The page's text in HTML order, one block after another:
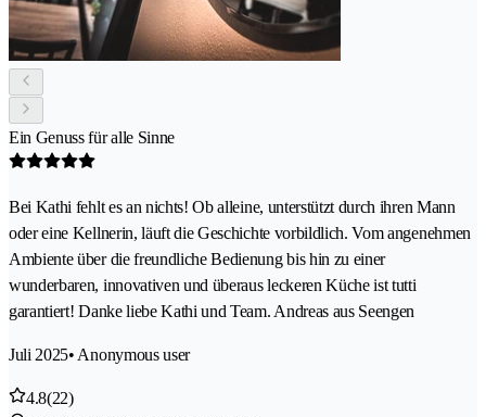
Ein Genuss für alle Sinne
Bei Kathi fehlt es an nichts! Ob alleine, unterstützt durch ihren Mann
oder eine Kellnerin, läuft die Geschichte vorbildlich. Vom angenehmen
Ambiente über die freundliche Bedienung bis hin zu einer
wunderbaren, innovativen und überaus leckeren Küche ist tutti
garantiert! Danke liebe Kathi und Team. Andreas aus Seengen
Juli 2025• Anonymous user
4.8(22)